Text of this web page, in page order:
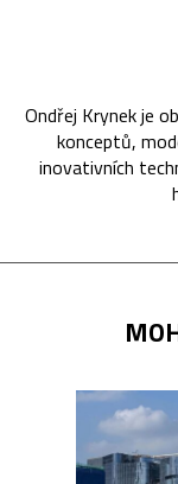
Ondřej Krynek je
konceptů,
inovativních